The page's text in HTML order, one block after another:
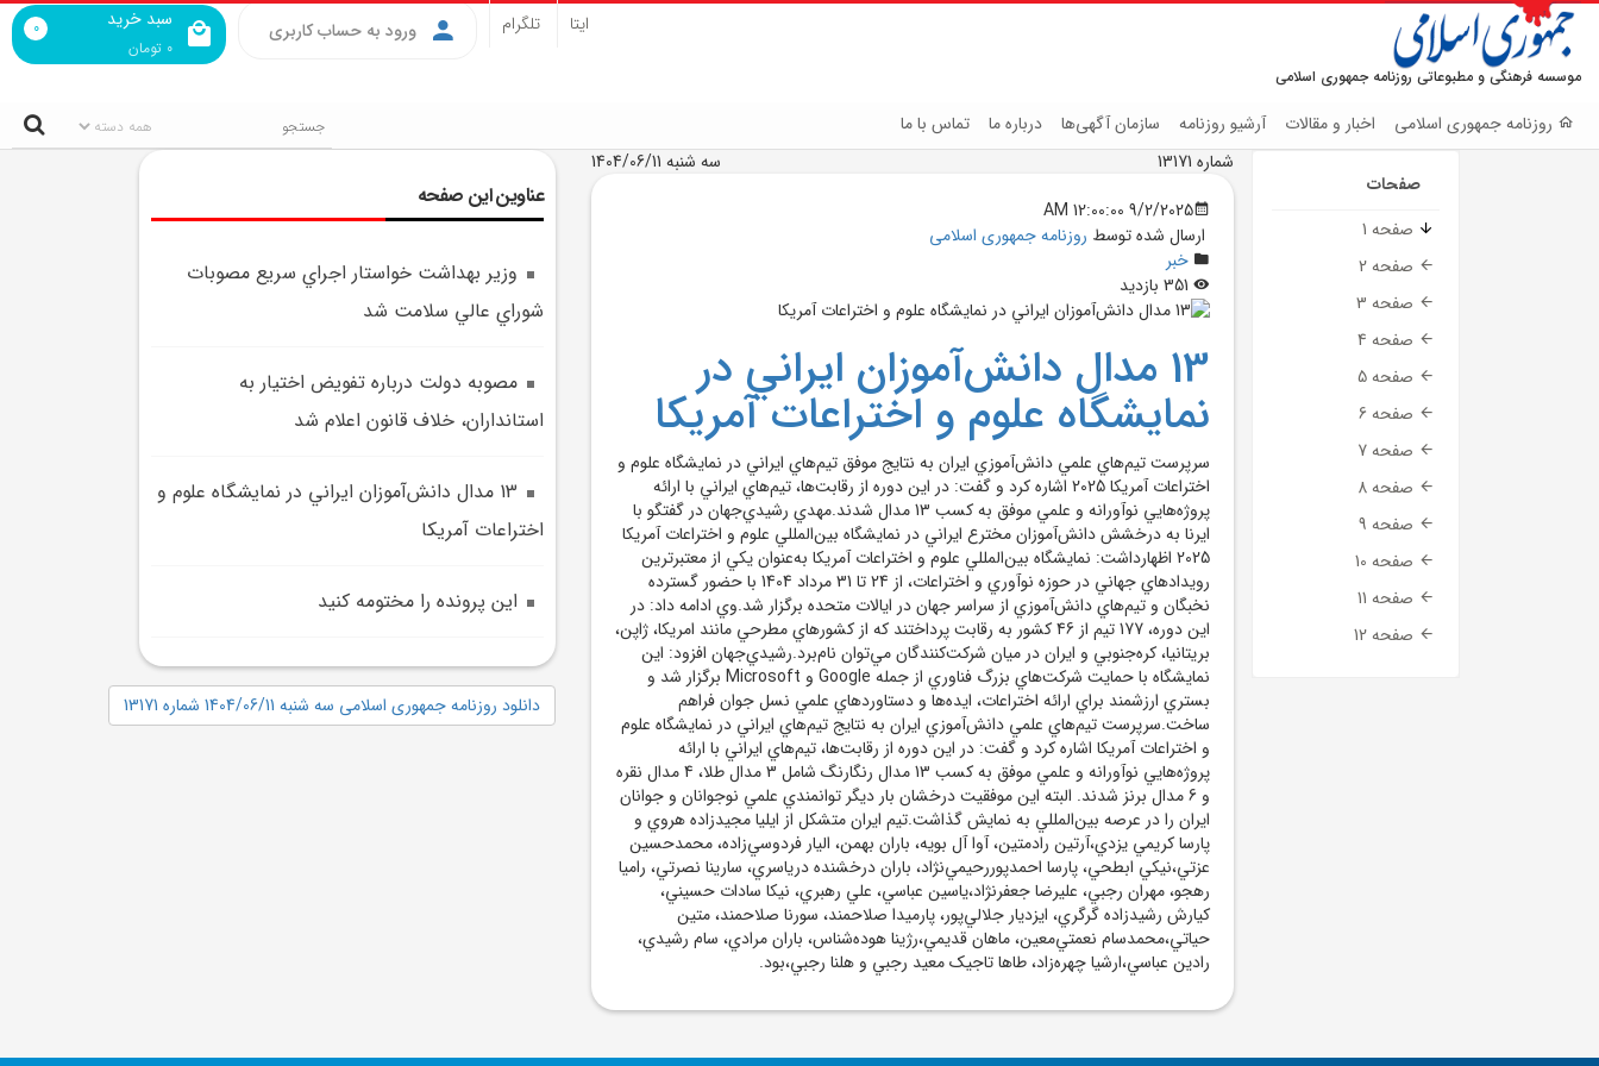
موسسه فرهنگی و مطبوعاتی روزنامه جمهوری اسلامی
سبد خرید
0 تومان
0 ورود به حساب کاربری ایتا تلگرام
روزنامه جمهوری اسلامی اخبار و مقالات آرشیو روزنامه سازمان آگهی‌ها درباره ما تماس با ما
صفحات
صفحه 1
صفحه 2
صفحه 3
صفحه 4
صفحه 5
صفحه 6
صفحه 7
صفحه 8
صفحه 9
صفحه 10
صفحه 11
صفحه 12
شماره 13171
سه شنبه 1404/06/11
9/2/2025 12:00:00 AM
ارسال شده توسط روزنامه جمهوری اسلامی
خبر
13 مدال دانش‌آموزان ايراني در
نمايشگاه علوم و اختراعات آمريکا
سرپرست تيم‌هاي علمي دانش‌آموزي ايران به نتايج موفق تيم‌هاي ايراني در نمايشگاه علوم و
اختراعات آمريکا 2025 اشاره کرد و گفت: در اين دوره از رقابت‌ها، تيم‌هاي ايراني با ارائه
پروژه‌هايي نوآورانه و علمي موفق به کسب 13 مدال شدند.مهدي رشيدي‌جهان در گفتگو با
ايرنا به درخشش دانش‌آموزان مخترع ايراني در نمايشگاه بين‌المللي علوم و اختراعات آمريکا
2025 اظهارداشت: نمايشگاه بين‌المللي علوم و اختراعات آمريکا به‌عنوان يکي از معتبرترين
رويدادهاي جهاني در حوزه نوآوري و اختراعات، از 24 تا 31 مرداد 1404 با حضور گسترده
نخبگان و تيم‌هاي دانش‌آموزي از سراسر جهان در ايالات متحده برگزار شد.وي ادامه داد: در
اين دوره، 177 تيم از 46 کشور به رقابت پرداختند که از کشورهاي مطرحي مانند امريکا، ژاپن،
بريتانيا، کره‌جنوبي و ايران در ميان شرکت‌کنندگان مي‌توان نام‌برد.رشيدي‌جهان افزود: اين
نمايشگاه با حمايت شرکت‌هاي بزرگ فناوري از جمله Google و Microsoft برگزار شد و
بستري ارزشمند براي ارائه اختراعات، ايده‌ها و دستاوردهاي علمي نسل جوان فراهم
ساخت.سرپرست تيم‌هاي علمي دانش‌آموزي ايران به نتايج تيم‌هاي ايراني در نمايشگاه علوم
و اختراعات آمريکا اشاره کرد و گفت: در اين دوره از رقابت‌ها، تيم‌هاي ايراني با ارائه
پروژه‌هايي نوآورانه و علمي موفق به کسب 13 مدال رنگارنگ شامل 3 مدال طلا، 4 مدال نقره
و 6 مدال برنز شدند. البته اين موفقيت درخشان بار ديگر توانمندي علمي نوجوانان و جوانان
ايران را در عرصه بين‌المللي به نمايش گذاشت.تيم ايران متشکل از ايليا مجيدزاده هروي و
پارسا کريمي يزدي،آرتين رادمتين، آوا آل بويه، باران بهمن، اليار فردوسي‌زاده، محمدحسين
عزتي،نيکي ابطحي، پارسا احمدپوررحيمي‌نژاد، باران درخشنده درياسري، سارينا نصرتي، راميا
رهجو، مهران رجبي، عليرضا جعفرنژاد،ياسين عباسي، علي رهبري، نيکا سادات حسيني،
کيارش رشيدزاده گرگري، ايزديار جلالي‌پور، پارميدا صلاحمند، سورنا صلاحمند، متين
حياتي،محمدسام نعمتي‌معين، ماهان قديمي،رژينا هوده‌شناس، باران مرادي، سام رشيدي،
رادين عباسي،ارشيا چهره‌زاد، طاها تاجيک معيد رجبي و هلنا رجبي،بود.
عناوین این صفحه
وزير بهداشت خواستار اجراي سريع مصوبات
شوراي عالي سلامت شد
مصوبه دولت درباره تفويض اختيار به
استانداران، خلاف قانون اعلام شد
13 مدال دانش‌آموزان ايراني در نمايشگاه علوم و
اختراعات آمريکا
اين پرونده را مختومه کنيد
دانلود روزنامه جمهوری اسلامی سه شنبه 1404/06/11 شماره 13171